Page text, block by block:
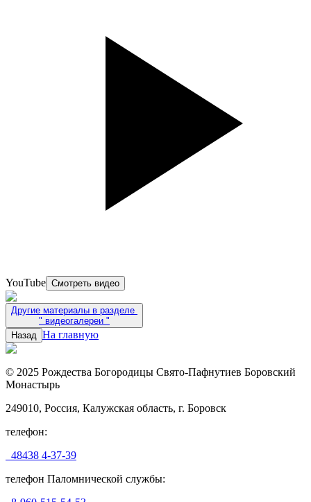
YouTube Смотреть видео
Другие материалы в разделе
" видеогалереи "
Назад На главную
© 2025 Рождества Богородицы Свято-Пафнутиев Боровский
Монастырь
249010, Россия, Калужская область, г. Боровск
телефон:
48438 4-37-39
телефон Паломнической службы: